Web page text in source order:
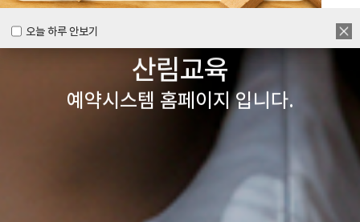
오늘 하루 안보기
오늘 하루 안보기목재문화체험장&
산림교육
예약시스템 홈페이지 입니다.